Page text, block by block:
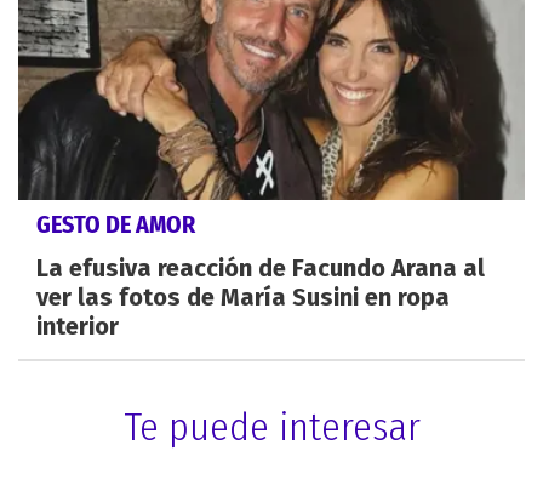
GESTO DE AMOR
La efusiva reacción de Facundo Arana al
ver las fotos de María Susini en ropa
interior
Te puede interesar